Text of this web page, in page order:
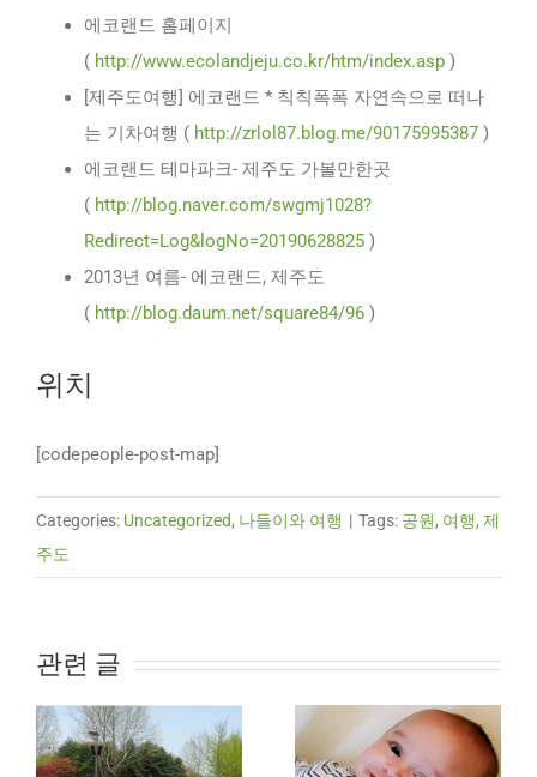
에코랜드 홈페이지
( http://www.ecolandjeju.co.kr/htm/index.asp )
[제주도여행] 에코랜드 * 칙칙폭폭 자연속으로 떠나
는 기차여행 ( http://zrlol87.blog.me/90175995387 )
에코랜드 테마파크- 제주도 가볼만한곳
( http://blog.naver.com/swgmj1028?
Redirect=Log&logNo=20190628825 )
2013년 여름- 에코랜드, 제주도
( http://blog.daum.net/square84/96 )
위치
[codepeople-post-map]
Categories: Uncategorized, 나들이와 여행 | Tags: 공원, 여행, 제
주도
관련 글